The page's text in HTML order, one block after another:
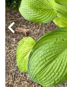
OTHER 雑貨
FOOD 食品
BLOG ブログ